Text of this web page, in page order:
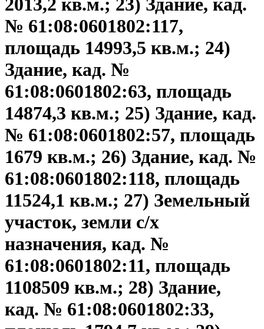
2013,2 кв.м.; 23) Здание, кад.
№ 61:08:0601802:117,
площадь 14993,5 кв.м.; 24)
Здание, кад. №
61:08:0601802:63, площадь
14874,3 кв.м.; 25) Здание, кад.
№ 61:08:0601802:57, площадь
1679 кв.м.; 26) Здание, кад. №
61:08:0601802:118, площадь
11524,1 кв.м.; 27) Земельный
участок, земли с/х
назначения, кад. №
61:08:0601802:11, площадь
1108509 кв.м.; 28) Здание,
кад. № 61:08:0601802:33,